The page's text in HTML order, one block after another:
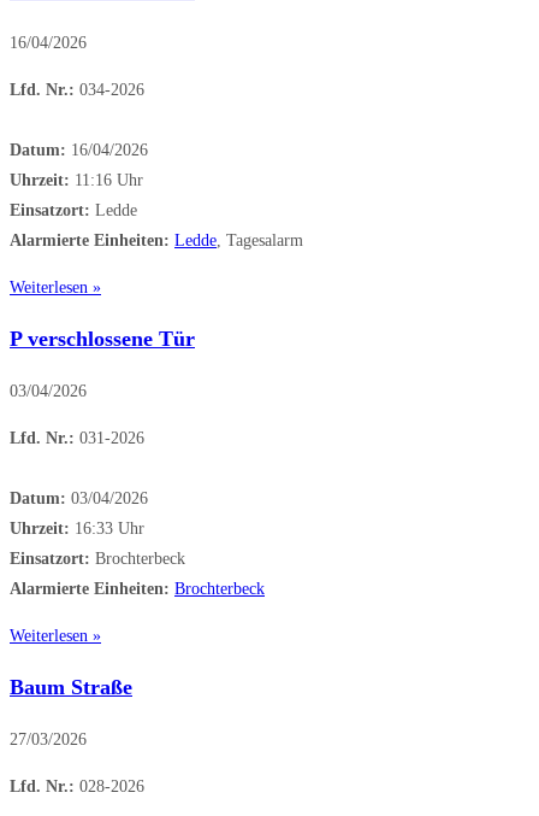
16/04/2026
Lfd. Nr.: 034-2026
Datum: 16/04/2026
Uhrzeit: 11:16 Uhr
Einsatzort: Ledde
Alarmierte Einheiten: Ledde, Tagesalarm
Weiterlesen »
P verschlossene Tür
03/04/2026
Lfd. Nr.: 031-2026
Datum: 03/04/2026
Uhrzeit: 16:33 Uhr
Einsatzort: Brochterbeck
Alarmierte Einheiten: Brochterbeck
Weiterlesen »
Baum Straße
27/03/2026
Lfd. Nr.: 028-2026